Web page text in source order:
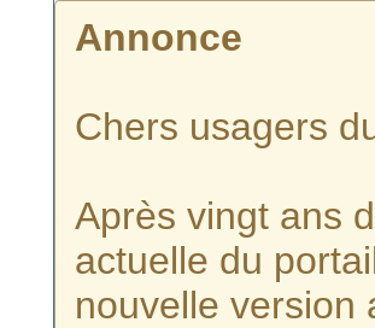
Annonce
Chers usagers
Après vingt ans
actuelle du
nouvelle version